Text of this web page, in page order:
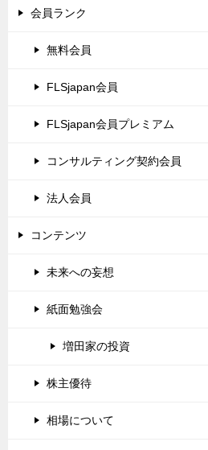
会員ランク
無料会員
FLSjapan会員
FLSjapan会員プレミアム
コンサルティング契約会員
法人会員
コンテンツ
未来への妄想
紙面勉強会
増田家の投資
株主優待
相場について